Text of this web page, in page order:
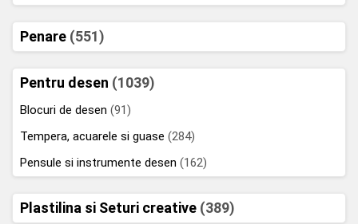
Penare (551)
Pentru desen (1039)
Blocuri de desen (91)
Tempera, acuarele si guase (284)
Pensule si instrumente desen (162)
Plastilina si Seturi creative (389)